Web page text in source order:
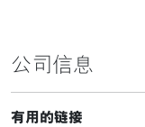
公司信息
有用的链接